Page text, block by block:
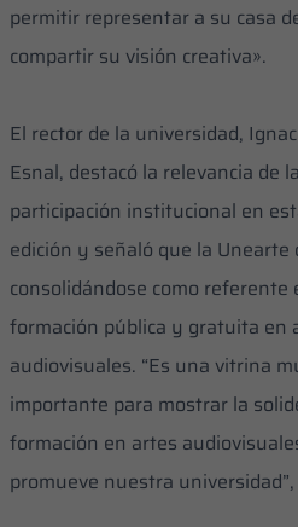
permitir representar a su casa
compartir su visión creativa».
El rector de la universidad,
Esnal, destacó la relevancia de la
participación institucional en
edición y señaló que la Unearte
consolidándose como referente
formación pública y gratuita en
audiovisuales. “Es una vitrina
importante para mostrar la
formación en artes
promueve nuestra